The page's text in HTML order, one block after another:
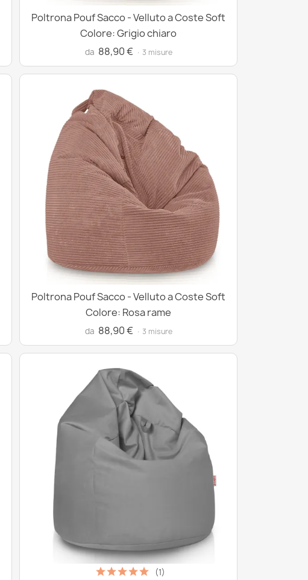
Poltrona Pouf Sacco - Velluto a Coste Soft
Colore: Grigio chiaro
da 88,90 € · 3 misure
Poltrona Pouf Sacco - Velluto a Coste Soft
Colore: Rosa rame
da 88,90 € · 3 misure
(1)